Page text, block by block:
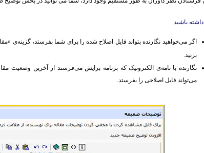
داشته باشید
اگر می‌خواهید نگارنده بتواند فایل اصلاح شده را برای شما بفرستد، گزینه‌ی
بزنید.
نگارنده با نامه‌ی الکترونیک که برنامه برایش می‌فرستد از آخرین
می‌تواند فایل اصلاحی را بفرستد.